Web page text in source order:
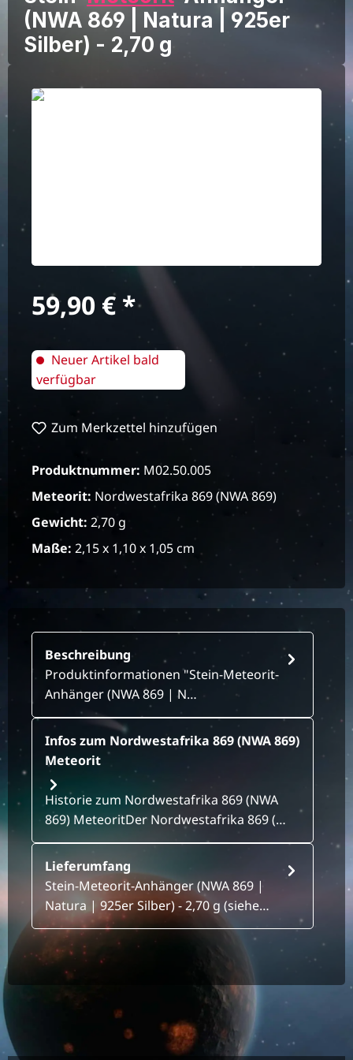
(NWA 869 | Natura | 925er
Silber) - 2,70 g
Bildergalerie überspringen
Regulärer Preis:
59,90 €
Neuer Artikel bald
verfügbar
Zum Merkzettel hinzufügen
Produktnummer: M02.50.005
Meteorit: Nordwestafrika 869 (NWA 869)
Gewicht: 2,70 g
Maße: 2,15 x 1,10 x 1,05 cm
Beschreibung
Produktinformationen "Stein-Meteorit-
Anhänger (NWA 869 | N…
Infos zum Nordwestafrika 869 (NWA 869)
Meteorit
Historie zum Nordwestafrika 869 (NWA
869) MeteoritDer Nordwestafrika 869 (…
Lieferumfang
Stein-Meteorit-Anhänger (NWA 869 |
Natura | 925er Silber) - 2,70 g (siehe…